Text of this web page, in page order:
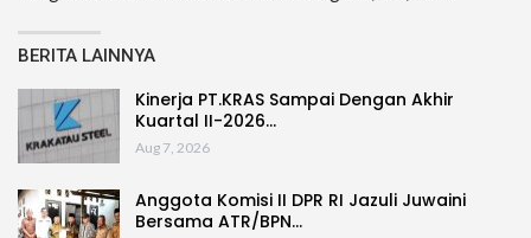
BERITA LAINNYA
Kinerja PT.KRAS Sampai Dengan Akhir
Kuartal II-2026…
Aug 7, 2026
Anggota Komisi II DPR RI Jazuli Juwaini
Bersama ATR/BPN…